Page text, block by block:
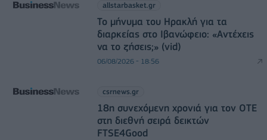
allstarbasket.gr
Το μήνυμα του Ηρακλή για τα
διαρκείας στο Ιβανώφειο: «Αντέχεις
να το ζήσεις;» (vid)
06/08/2026 - 18:56
csrnews.gr
18η συνεχόμενη χρονιά για τον ΟΤΕ
στη διεθνή σειρά δεικτών
FTSE4Good